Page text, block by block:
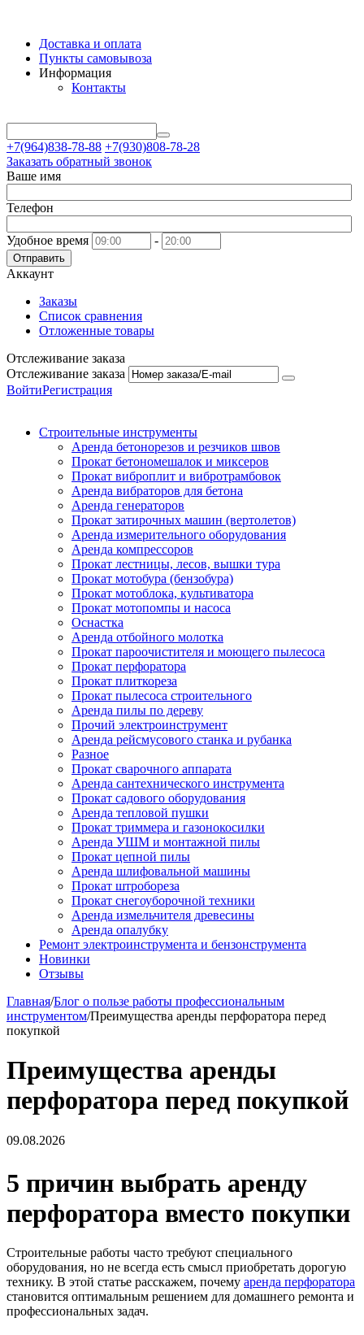
Доставка и оплата
Пункты самовывоза
Информация
Контакты
+7(964)838-78-88 +7(930)808-78-28
Заказать обратный звонок
Ваше имя
Телефон
Удобное время -
Отправить
Аккаунт
Заказы
Список сравнения
Отложенные товары
Отслеживание заказа
Отслеживание заказа
ВойтиРегистрация
Строительные инструменты
Аренда бетонорезов и резчиков швов
Прокат бетономешалок и миксеров
Прокат виброплит и вибротрамбовок
Аренда вибраторов для бетона
Аренда генераторов
Прокат затирочных машин (вертолетов)
Аренда измерительного оборудования
Аренда компрессоров
Прокат лестницы, лесов, вышки тура
Прокат мотобура (бензобура)
Прокат мотоблока, культиватора
Прокат мотопомпы и насоса
Оснастка
Аренда отбойного молотка
Прокат пароочистителя и моющего пылесоса
Прокат перфоратора
Прокат плиткореза
Прокат пылесоса строительного
Аренда пилы по дереву
Прочий электроинструмент
Аренда рейсмусового станка и рубанка
Разное
Прокат сварочного аппарата
Аренда сантехнического инструмента
Прокат садового оборудования
Аренда тепловой пушки
Прокат триммера и газонокосилки
Аренда УШМ и монтажной пилы
Прокат цепной пилы
Аренда шлифовальной машины
Прокат штробореза
Прокат снегоуборочной техники
Аренда измельчителя древесины
Аренда опалубку
Ремонт электроинструмента и бензонструмента
Новинки
Отзывы
Главная/Блог о пользе работы профессиональным
инструментом/Преимущества аренды перфоратора перед
покупкой
Преимущества аренды
перфоратора перед покупкой
09.08.2026
5 причин выбрать аренду
перфоратора вместо покупки
Строительные работы часто требуют специального
оборудования, но не всегда есть смысл приобретать дорогую
технику. В этой статье расскажем, почему аренда перфоратора
становится оптимальным решением для домашнего ремонта и
профессиональных задач.